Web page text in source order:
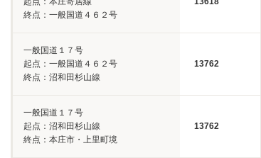
終点：一般国道４６２号
一般国道１７号
起点：一般国道４６２号
終点：沼和田杉山線
13762
一般国道１７号
起点：沼和田杉山線
終点：本庄市・上里町境
13762